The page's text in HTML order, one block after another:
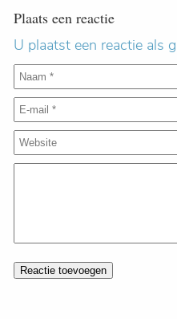
Plaats een reactie
U plaatst een reactie als